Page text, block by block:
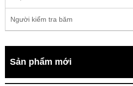
Người kiểm tra băm
Sản phẩm mới